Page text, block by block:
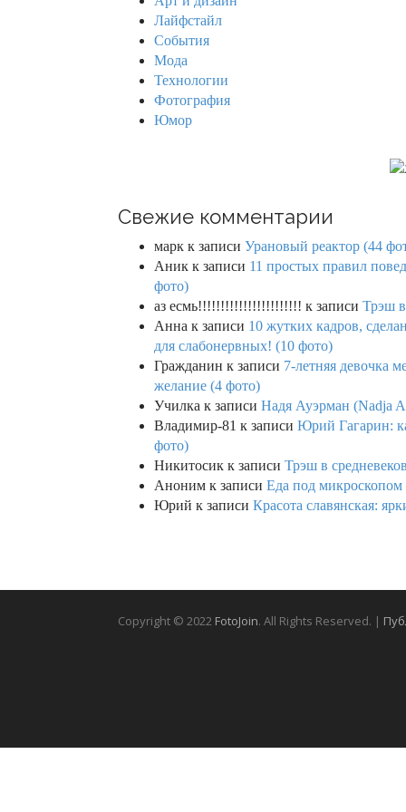
Лайфстайл
События
Мода
Технологии
Фотография
Юмор
Свежие комментарии
марк к записи Урановый реактор (44
Аник к записи 11 простых правил
фото)
аз есмь!!!!!!!!!!!!!!!!!!!!!!! к записи Трэш в
Анна к записи 10 жутких кадров,
для слабонервных! (10 фото)
Гражданин к записи 7-летняя девочка
желание (4 фото)
Училка к записи Надя Ауэрман (Nadja
Владимир-81 к записи Юрий Гагарин:
фото)
Никитосик к записи Трэш в
Аноним к записи Еда под микроскопом
Юрий к записи Красота славянская:
Copyright © 2022 FotoJoin. All Rights Reserved. |